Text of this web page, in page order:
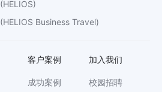
(HELIOS)
(HELIOS Business Travel)
客户案例
成功案例
加入我们
校园招聘